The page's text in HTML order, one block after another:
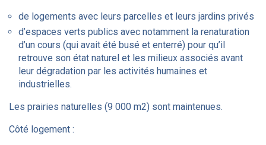
de logements avec leurs parcelles et leurs jardins privés
d’espaces verts publics avec notamment la renaturation
d’un cours (qui avait été busé et enterré) pour qu’il
retrouve son état naturel et les milieux associés avant
leur dégradation par les activités humaines et
industrielles.
Les prairies naturelles (9 000 m2) sont maintenues.
Côté logement :